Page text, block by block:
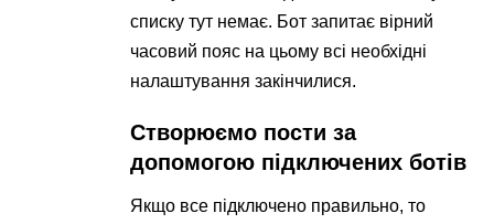
списку тут немає. Бот запитає вірний
часовий пояс на цьому всі необхідні
налаштування закінчилися.
Створюємо пости за
допомогою підключених ботів
Якщо все підключено правильно, то